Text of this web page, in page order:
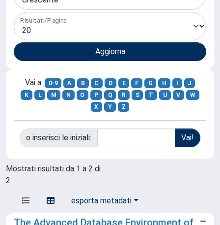
Risultati/Pagina
Vai a: 0-9 A B C D E F G H
J
K
L M N O P Q R S T U V
W
X
Y Z
o inserisci le iniziali:
Mostrati risultati da 1 a 2 di
2
esporta metadati
The Advanced Database Environment of